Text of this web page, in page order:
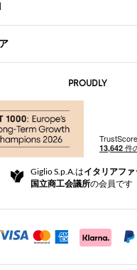
Club
experience
PROUDLY
Giglio S.p.A.はイタリアフ
国立商工会議所の会員です